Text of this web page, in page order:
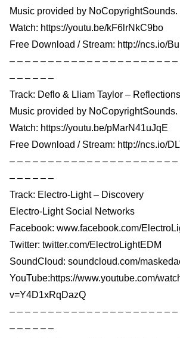
Music provided by NoCopyrightSounds.
Watch: https://youtu.be/kF6lrNkC9bo
Free Download / Stream: http://ncs.io/
– – – – – – – – – – – – – – – – – – – – –
– – – – – –
Track: Deflo & Lliam Taylor –
Music provided by NoCopyrightSounds.
Watch: https://youtu.be/pMarN41uJqE
Free Download / Stream: http://ncs.io/
– – – – – – – – – – – – – – – – – – – – –
– – – – – –
Track: Electro-Light – Discovery
Electro-Light Social Networks
Facebook: www.facebook.com/
Twitter: twitter.com/ElectroLightEDM
SoundCloud: soundcloud.com/
YouTube:https://www.youtube.com/
v=Y4D1xRqDazQ
– – – – – – – – – – – – – – – – – – – – –
– – – – – –